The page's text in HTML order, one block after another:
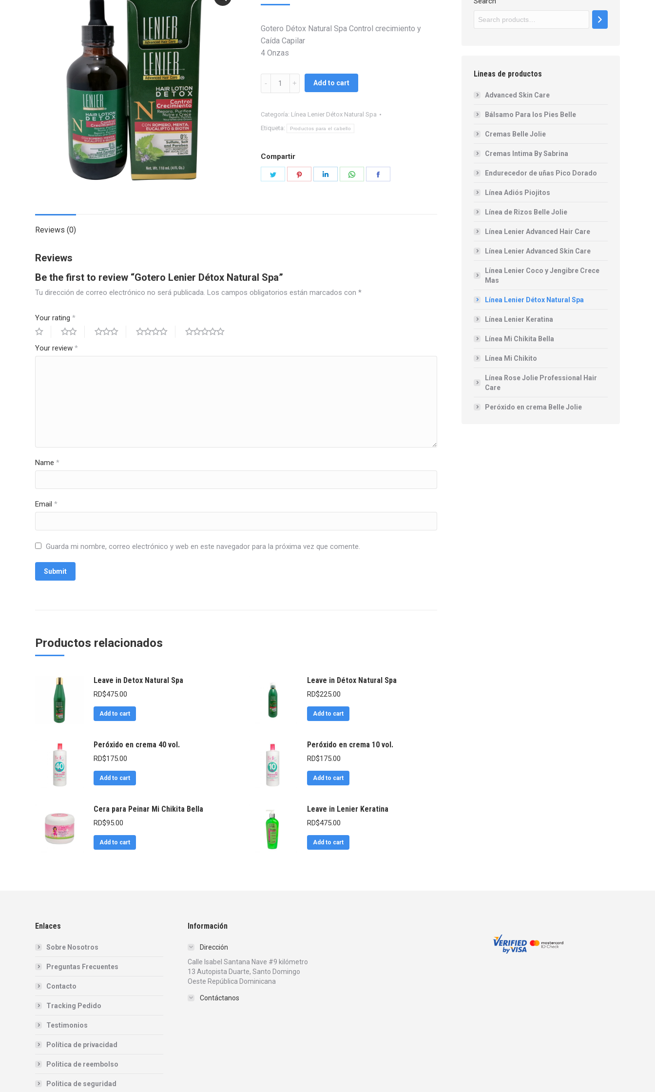
Gotero Détox Natural Spa Control crecimiento y
Caída Capilar
4 Onzas
Gotero
Lenier
Natural
Spa
Add to cart
Categoría: Línea Lenier Détox Natural Spa
Etiqueta:
Productos para el cabello
Compartir
Share
Share
Reviews (0)
Reviews
Be the first to review “Gotero Lenier Détox Natural Spa”
Tu dirección de correo electrónico no será publicada. Los campos obligatorios están marcados con *
Your rating *
Your review *
Name *
Email *
Guarda mi nombre, correo electrónico y web en este navegador para la próxima vez que comente.
Productos relacionados
Leave in Detox Natural Spa
RD$475.00
Add to cart
Leave in Détox Natural Spa
RD$225.00
Add to cart
Peróxido en crema 40 vol.
RD$175.00
Add to cart
Peróxido en crema 10 vol.
RD$175.00
Add to cart
Cera para Peinar Mi Chikita Bella
RD$95.00
Add to cart
Leave in Lenier Keratina
RD$475.00
Add to cart
Lineas de productos
Advanced Skin Care
Bálsamo Para los Pies Belle
Cremas Belle Jolie
Cremas Intima By Sabrina
Endurecedor de uñas Pico Dorado
Línea Adiós Piojitos
Línea de Rizos Belle Jolie
Línea Lenier Advanced Hair Care
Línea Lenier Advanced Skin Care
Línea Lenier Coco y Jengibre Crece
Mas
Línea Lenier Détox Natural Spa
Línea Lenier Keratina
Línea Mi Chikita Bella
Línea Mi Chikito
Línea Rose Jolie Professional Hair
Care
Peróxido en crema Belle Jolie
Enlaces
Sobre Nosotros
Preguntas Frecuentes
Contacto
Tracking Pedido
Testimonios
Política de privacidad
Politica de reembolso
Politica de seguridad
Información
Dirección
Calle Isabel Santana Nave #9 kilómetro
13 Autopista Duarte, Santo Domingo
Oeste República Dominicana
Contáctanos